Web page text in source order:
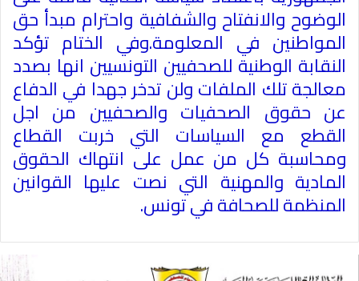
الوضوح والانفتاح والشفافية واحترام مبدأ حق
المواطنين في المعلومة.وفي الختام تؤكد
النقابة الوطنية للصحفيين التونسيين انها بصدد
معالجة تلك الملفات ولن تدخر جهدا في الدفاع
عن حقوق الصحفيات والصحفيين من اجل
القطع مع السياسات التي خربت القطاع
ومحاسبة كل من عمل على انتهاك الحقوق
المادية والمهنية التي نصت عليها القوانين
المنظمة للصحافة في تونس.